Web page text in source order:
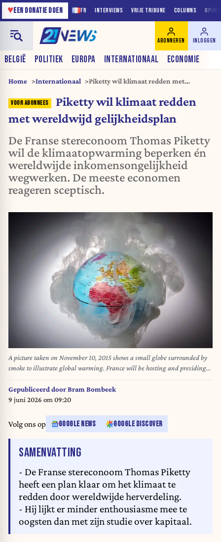
FR INTERVIEWS VRIJE TRIBUNE COLUMNS
♥EEN DONATIE DOEN
BELGIË POLITIEK EUROPA INTERNATIONAAL ECONOMIE
ABONNEREN INLOGGEN
Home Internationaal
Piketty wil klimaat redden met
Piketty wil klimaat redden
met wereldwijd gelijkheidsplan
De Franse stereconoom Thomas Piketty
wil de klimaatopwarming beperken én
wereldwijde inkomensongelijkheid
wegwerken. De meeste economen
reageren sceptisch.
A picture taken on November 10, 2015 shows a small globe surrounded by
smoke to illustrate global warming. France will be hosting and presiding
the 21st Session of the Conference of the Parties to the United Nations
Framework Convention on Climate Change (COP21/CMP11), also known
as “Paris 2015” from November 30 to December 11. AFP PHOTO / LIONEL
Gepubliceerd doorBram Bombeek
9 juni 2026 om 09:20
Volg ons op GOOGLE NEWS GOOGLE DISCOVER
SAMENVATTING
- De Franse stereconoom Thomas Piketty
heeft een plan klaar om het klimaat te
redden door wereldwijde herverdeling.
- Hij lijkt er minder enthousiasme mee te
oogsten dan met zijn studie over kapitaal.